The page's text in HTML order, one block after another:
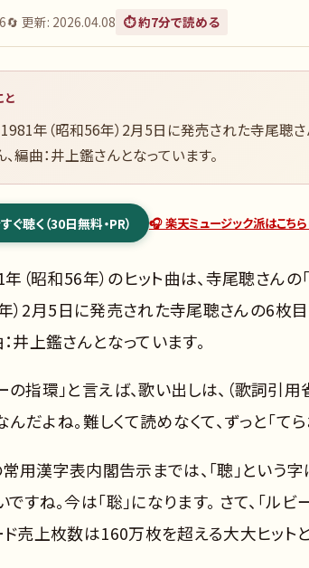
🔄 更新: 2026.04.08 ⏱️ 約7分で読める
1981年（昭和56年）2月5日に発売された寺尾聰
編曲：井上鑑さんとなっています。
聴く（30日無料・PR） 🎧 楽天ミュージック派はこちら
（昭和56年）のヒット曲は、寺尾聰さんの
）2月5日に発売された寺尾聰さんの6枚目
井上鑑さんとなっています。
指環」と言えば、歌い出しは、（歌詞引用
なんだよね。難しくて読めなくて、ずっと「て
用漢字表内閣告示までは、「聰」という
すね。今は「聡」になります。 さて、「ル
売上枚数は160万枚を超える大大ヒットと